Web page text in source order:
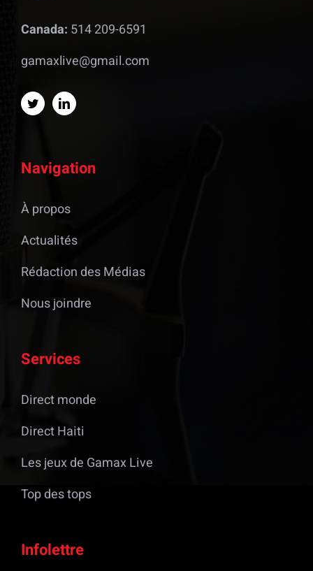
Canada: 514 209-6591
gamaxlive@gmail.com
Navigation
À propos
Actualités
Rédaction des Médias
Nous joindre
Services
Direct monde
Direct Haiti
Les jeux de Gamax Live
Top des tops
Infolettre